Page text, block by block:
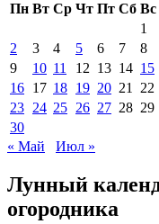
Пн Вт Ср Чт Пт Сб Вс
1
2
3 4 5 6 7
8
9
10 11 12 13 14 15
16 17 18 19 20 21
22
23 24 25 26 27 28 29
30
« Май
Июл »
Лунный
огородника